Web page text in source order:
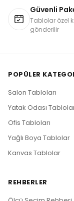
Güvenli
Tablolar özel
gönderilir
POPÜLER
Salon Tabloları
Yatak Odası
Ofis Tabloları
Yağlı Boya Tablolar
Kanvas Tablolar
REHBERLER